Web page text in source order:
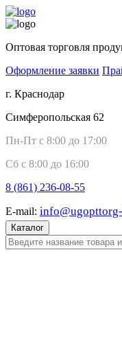
Оптовая торговля
Оформление заявки
г. Краснодар
Симферопольская 62
Пн-Пт с 8:00 до 17:00
Сб с 8:00 до 16:00
8 (861) 236-08-55
E-mail:
Каталог